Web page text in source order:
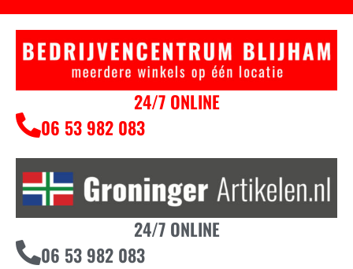
24/7 ONLINE
06 53 982 083
24/7 ONLINE
06 53 982 083